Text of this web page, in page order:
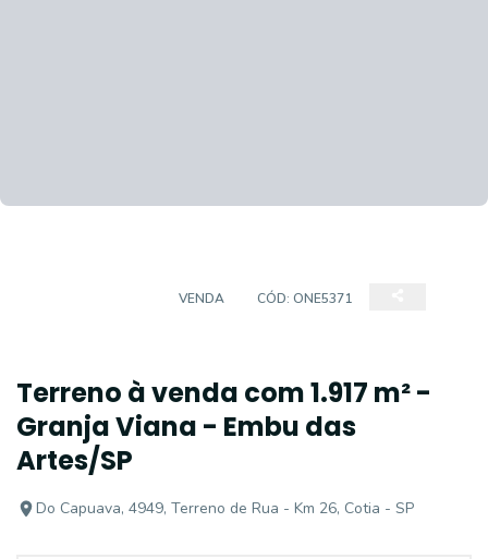
VENDA CÓD: ONE5371
Terreno à venda com 1.917 m² -
Granja Viana - Embu das
Artes/SP
Do Capuava, 4949, Terreno de Rua - Km 26, Cotia - SP